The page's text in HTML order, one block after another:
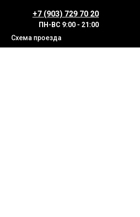
+7 (903) 729 70 20
ПН-ВС 9:00 - 21:00
Схема проезда